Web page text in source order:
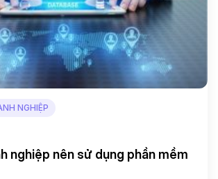
NGHIỆP
nghiệp nên sử dụng phần mềm